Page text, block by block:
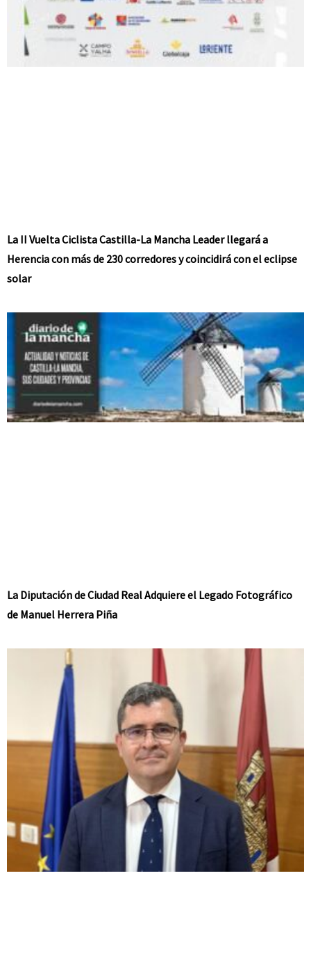
La II Vuelta Ciclista Castilla-La Mancha Leader llegará a
Herencia con más de 230 corredores y coincidirá con el eclipse
solar
La Diputación de Ciudad Real Adquiere el Legado Fotográfico
de Manuel Herrera Piña